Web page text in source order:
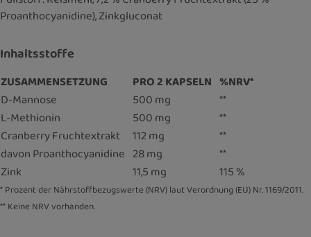
Proanthocyanidine), Zinkgluconat
Inhaltsstoffe
ZUSAMMENSETZUNG PRO 2 KAPSELN %NRV*
D-Mannose
500 mg
**
L-Methionin
500 mg
**
Cranberry Fruchtextrakt
112 mg
**
davon Proanthocyanidine 28 mg
**
Zink
11,5 mg 115 %
* Prozent der Nährstoffbezugswerte (NRV) laut Verordnung (EU) Nr. 1169/2011.
** Keine NRV vorhanden.